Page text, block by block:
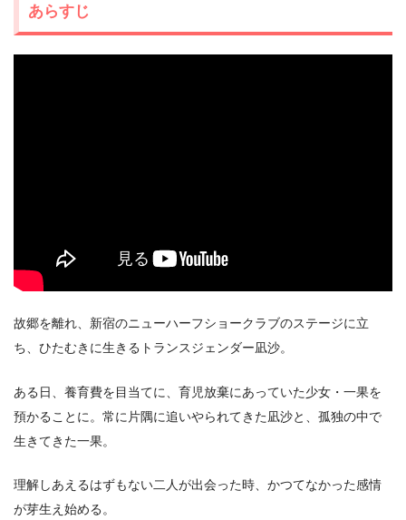
あらすじ
故郷を離れ、新宿のニューハーフショークラブのステージに立
ち、ひたむきに生きるトランスジェンダー凪沙。
ある日、養育費を目当てに、育児放棄にあっていた少女・一果を
預かることに。常に片隅に追いやられてきた凪沙と、孤独の中で
生きてきた一果。
理解しあえるはずもない二人が出会った時、かつてなかった感情
が芽生え始める。